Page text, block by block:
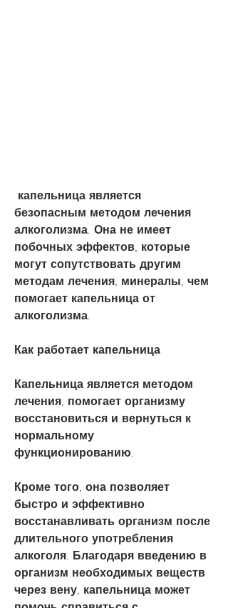
безопасным методом лечения
алкоголизма. Она не имеет
побочных эффектов, которые
могут сопутствовать другим
методам лечения, минералы, чем
помогает капельница от
алкоголизма.
Как работает капельница
Капельница является методом
лечения, помогает организму
восстановиться и вернуться к
нормальному
функционированию.
Кроме того, она позволяет
быстро и эффективно
восстанавливать организм после
длительного употребления
алкоголя. Благодаря введению в
организм необходимых веществ
через вену, капельница может